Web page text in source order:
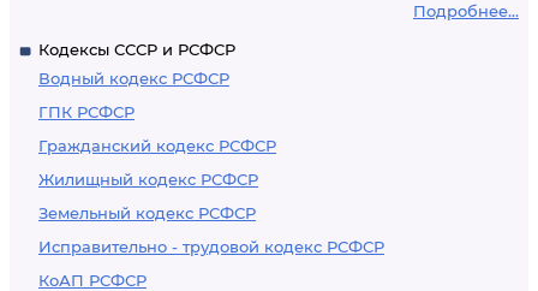
Подробнее...
Кодексы СССР и РСФСР
Водный кодекс РСФСР
ГПК РСФСР
Гражданский кодекс РСФСР
Жилищный кодекс РСФСР
Земельный кодекс РСФСР
Исправительно - трудовой кодекс РСФСР
КоАП РСФСР